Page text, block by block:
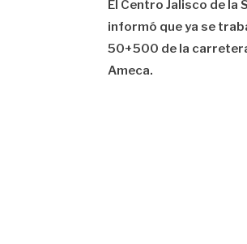
El Centro Jalisco de
informó que ya se
50+500 de la
Ameca.